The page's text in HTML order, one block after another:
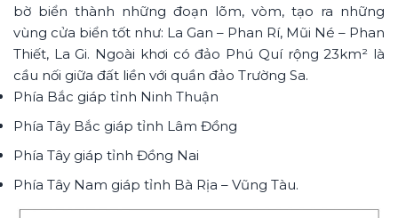
bờ biển thành những đoạn lõm, vòm, tạo ra những
vùng cửa biển tốt như: La Gan – Phan Rí, Mũi Né – Phan
Thiết, La Gi. Ngoài khơi có đảo Phú Quí rộng 23km² là
cầu nối giữa đất liền với quần đảo Trường Sa.
Phía Bắc giáp tỉnh Ninh Thuận
Phía Tây Bắc giáp tỉnh Lâm Đồng
Phía Tây giáp tỉnh Đồng Nai
Phía Tây Nam giáp tỉnh Bà Rịa – Vũng Tàu.